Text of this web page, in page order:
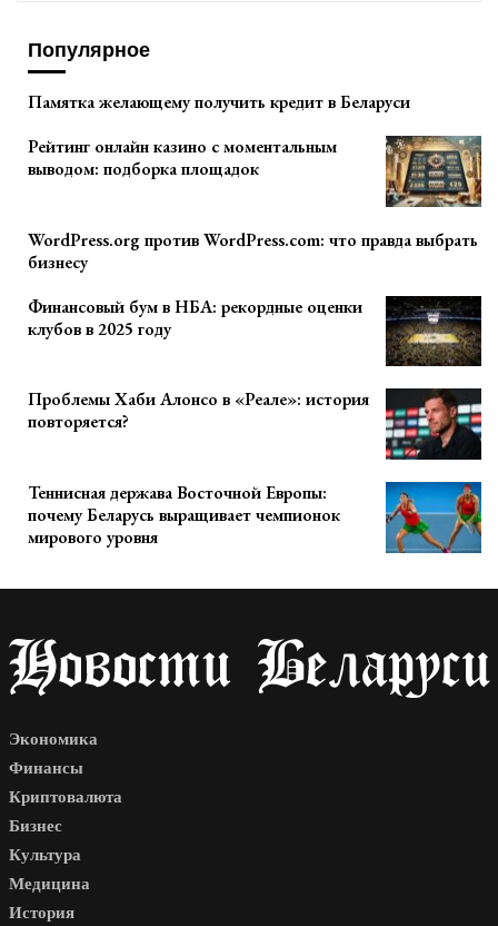
Популярное
Памятка желающему получить кредит в Беларуси
Рейтинг онлайн казино с моментальным
выводом: подборка площадок
WordPress.org против WordPress.com: что правда выбрать
бизнесу
Финансовый бум в НБА: рекордные оценки
клубов в 2025 году
Проблемы Хаби Алонсо в «Реале»: история
повторяется?
Теннисная держава Восточной Европы:
почему Беларусь выращивает чемпионок
мирового уровня
Экономика
Финансы
Криптовалюта
Бизнес
Культура
Медицина
История